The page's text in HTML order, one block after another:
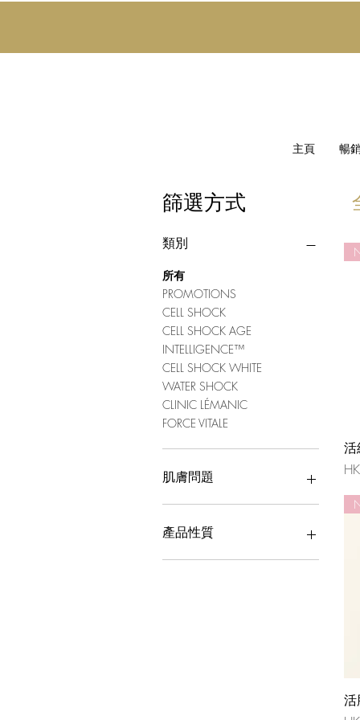
主頁 暢
篩選方式
類別
所有
PROMOTIONS
CELL SHOCK
CELL SHOCK AGE
INTELLIGENCE™
CELL SHOCK WHITE
WATER SHOCK
CLINIC LÉMANIC
FORCE VITALE
肌膚問題
缺乏彈性
乾燥缺水
暗啞無光
產品性質
潔顏
活
價
活